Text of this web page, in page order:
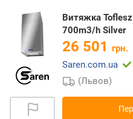
Витяжка
700m3/h Silver
26 501 грн.
Saren.com.ua
(Львов)